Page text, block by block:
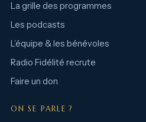
La grille des programmes
Les podcasts
L’équipe & les bénévoles
Radio Fidélité recrute
Faire un don
ON SE PARLE ?